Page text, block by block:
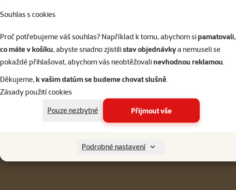
Souhlas s cookies
Proč potřebujeme váš souhlas? Například k tomu, abychom sipamatovali,
co máte v košíku, abyste snadno zjistilistav objednávkya nemuseli se
pokaždé přihlašovat, abychom vás neobtěžovalinevhodnou reklamou.
Děkujeme,k vašim datům se budeme chovat slušně.
Zásady použití cookies
Pouze nezbytné
Přijmout vše
Podrobné nastavení
Napište nám 321 000 180
Menu v patičce
Pro zákazníky